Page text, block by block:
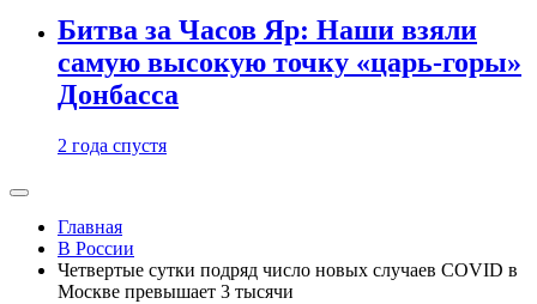
Битва за Часов Яр: Наши взяли
самую высокую точку «царь-горы»
Донбасса
2 года спустя
Главная
В России
Четвертые сутки подряд число новых случаев COVID в
Москве превышает 3 тысячи